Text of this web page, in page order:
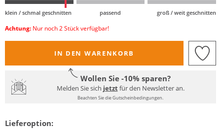
klein / schmal geschnitten passend groß / weit geschnitten
Achtung: Nur noch 2 Stück verfügbar!
IN DEN WARENKORB
Wollen Sie -10% sparen?
Melden Sie sich jetztfür den Newsletter an.
Beachten Sie die Gutscheinbedingungen.
Lieferoption: